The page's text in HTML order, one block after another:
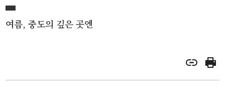
여름, 중도의 깊은 곳엔